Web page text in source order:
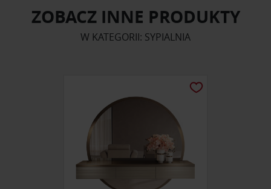
ZOBACZ INNE PRODUKTY
W KATEGORII: SYPIALNIA